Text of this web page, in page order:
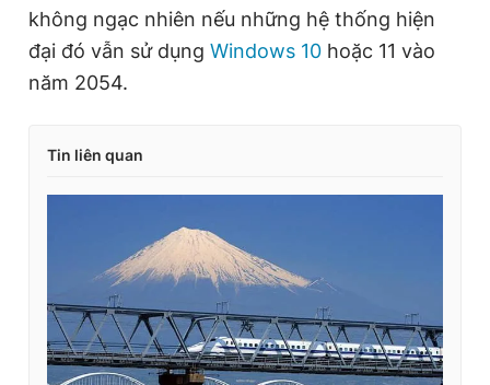
không ngạc nhiên nếu những hệ thống hiện
đại đó vẫn sử dụng Windows 10 hoặc 11 vào
năm 2054.
Tin liên quan